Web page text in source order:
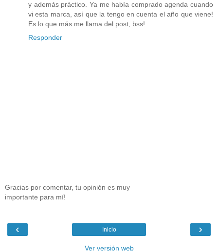
y además práctico. Ya me había comprado agenda cuando
vi esta marca, así que la tengo en cuenta el año que viene!
Es lo que más me llama del post, bss!
Responder
Gracias por comentar, tu opinión es muy
importante para mí!
‹ ›
Inicio
Ver versión web